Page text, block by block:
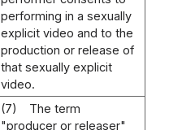
performing in a sexually
explicit video and to the
production or release of
that sexually explicit
video.
(7)
The term
"producer or releaser"